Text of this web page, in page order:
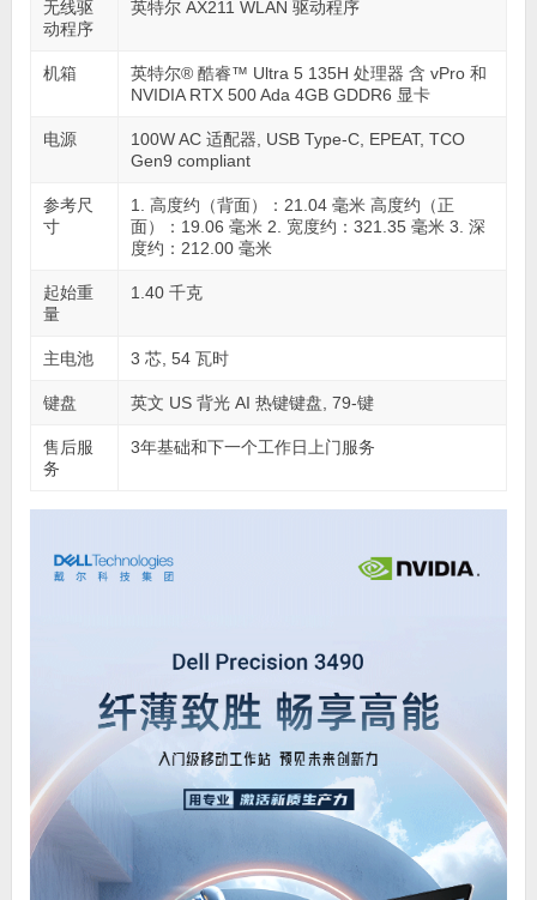
无线驱
动程序
英特尔 AX211 WLAN 驱动程序
机箱
英特尔® 酷睿™ Ultra 5 135H 处理器 含 vPro 和
NVIDIA RTX 500 Ada 4GB GDDR6 显卡
电源
100W AC 适配器, USB Type-C, EPEAT, TCO
Gen9 compliant
参考尺
寸
1. 高度约（背面）：21.04 毫米 高度约（正
面）：19.06 毫米 2. 宽度约：321.35 毫米 3. 深
度约：212.00 毫米
起始重
量
1.40 千克
主电池 3 芯, 54 瓦时
键盘 英文 US 背光 AI 热键键盘, 79-键
售后服
务
3年基础和下一个工作日上门服务